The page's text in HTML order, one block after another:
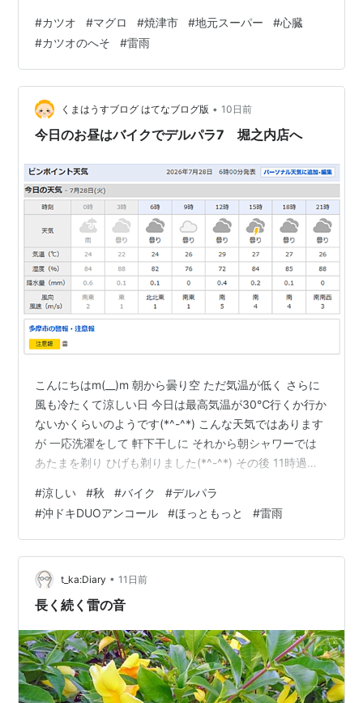
無かったかもしれない*1。代わりに、店舗の半分くらい
はお惣菜コーナーである。このお惣菜が実にすばらしか
った。 基本的に量は少ない。1人分か2人分。そして、凝
ったものは全く無い。コロッケといったらコロッケであ
り、「幸福味のとろーりチーズクリーム入り明太コロッ
ケ」のような、ややこしい品名のものは一つと…
#カツオ #マグロ #焼津市 #地元スーパー #心臓
#カツオのへそ #雷雨
くまはうすブログ はてなブログ版 • 10日前
今日のお昼はバイクでデルパラ7 堀之内店へ
こんにちはm(__)m 朝から曇り空 ただ気温が低く さらに
風も冷たくて涼しい日 今日は最高気温が30℃行くか行か
ないかくらいのようです(*^-^*) こんな天気ではあります
が 一応洗濯をして 軒下干しに それから朝シャワーでは
あたまを剃り ひげも剃りました(*^-^*) その後 11時過ぎ
さに沖ドキ！DUOアンコールを打ちましたが 2スルーか
ら 3回目の当たりで天国モードへ移行 10何連チャンかし
てくれて 抜けたところで止め 換金をして 撤収へ～～～
帰りはお昼ごはんを買いに 別所のほっともっとへ(^^♪ う
な重大を食べたかったの…
#涼しい #秋 #バイク #デルパラ
#沖ドキDUOアンコール #ほっともっと #雷雨
t_ka:Diary • 11日前
長く続く雷の音